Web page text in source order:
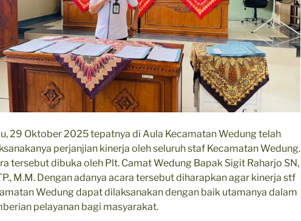
29 Oktober 2025 tepatnya di Aula Kecamatan Wedung telah
perjanjian kinerja oleh seluruh staf Kecamatan Wedung.
tersebut dibuka oleh Plt. Camat Wedung Bapak Sigit Raharjo SN,
M.M. Dengan adanya acara tersebut diharapkan agar kinerja stf
Wedung dapat dilaksanakan dengan baik utamanya dalam
pelayanan bagi masyarakat.